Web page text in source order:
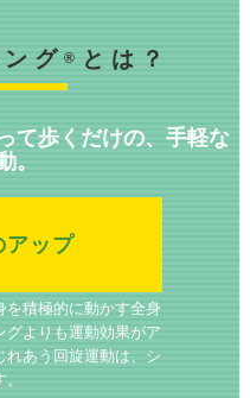
ング® とは？
て歩くだけの、手軽な
。
アップ
を積極的に動かす全身
グよりも運動効果がア
れあう回旋運動は、シ